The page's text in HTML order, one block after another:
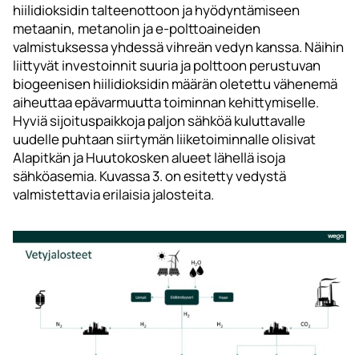
hiilidioksidin talteenottoon ja hyödyntämiseen
metaanin, metanolin ja e-polttoaineiden
valmistuksessa yhdessä vihreän vedyn kanssa. Näihin
liittyvät investoinnit suuria ja polttoon perustuvan
biogeenisen hiilidioksidin määrän oletettu vähenemä
aiheuttaa epävarmuutta toiminnan kehittymiselle.
Hyviä sijoituspaikkoja paljon sähköä kuluttavalle
uudelle puhtaan siirtymän liiketoiminnalle olisivat
Alapitkän ja Huutokosken alueet lähellä isoja
sähköasemia. Kuvassa 3. on esitetty vedystä
valmistettavia erilaisia jalosteita.